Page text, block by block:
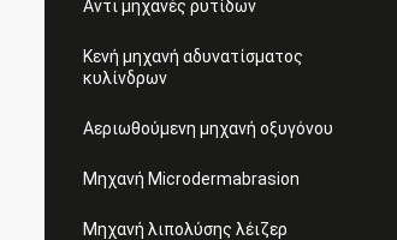
Αντι μηχανές ρυτίδων
Κενή μηχανή αδυνατίσματος
κυλίνδρων
Αεριωθούμενη μηχανή οξυγόνου
Μηχανή Microdermabrasion
Μηχανή λιπολύσης λέιζερ